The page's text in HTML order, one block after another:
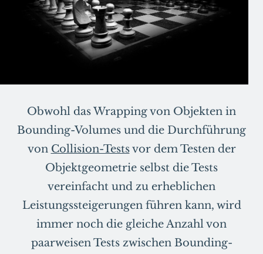
Obwohl das Wrapping von Objekten in
Bounding-Volumes und die Durchführung
von Collision-Testsvor dem Testen der
Objektgeometrie selbst die Tests
vereinfacht und zu erheblichen
Leistungssteigerungen führen kann, wird
immer noch die gleiche Anzahl von
paarweisen Tests zwischen Bounding-